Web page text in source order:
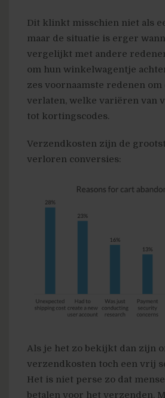
Dit klinkt misschien niet als
maar de situatie is erger
vergelijkt met andere
om hun winkelwagentje
zes voornaamste redenen
verlaten, welke variëren van
tot kortingscodes.
Verzendkosten zijn de
verloren conversies:
Als je het zo bekijkt dan zijn
verzendkosten toch een vrij
Het is niet perse zo dat
betalen voor het verzenden.